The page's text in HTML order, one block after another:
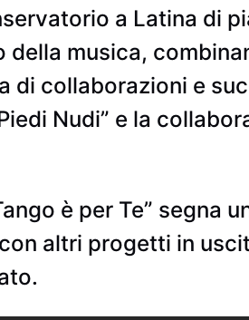
a Latina di
musica,
di collaborazioni e
Nudi” e la
è per Te” segna
altri progetti in